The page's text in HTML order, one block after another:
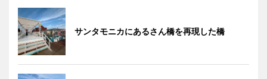
サンタモニカにあるさん橋を再現した橋